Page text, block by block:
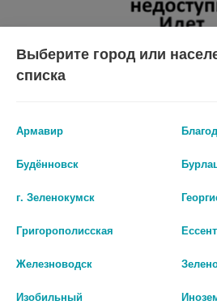
со специалистом.
Производитель оставляет за собой право
описание товара без предварительного
Выберите город или
списка
Армавир
Будённовск
г. Зеленокумск
Григорополисская
Железноводск
Изобильный